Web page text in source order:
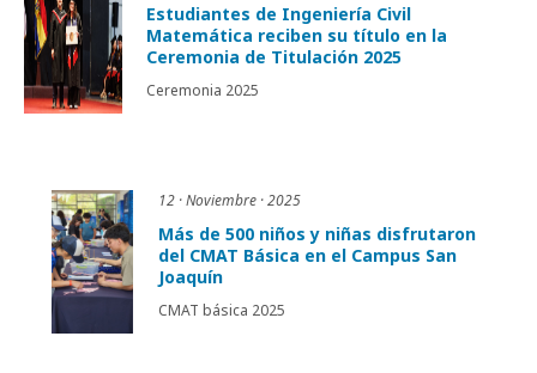
Estudiantes de Ingeniería Civil
Matemática reciben su título en la
Ceremonia de Titulación 2025
Ceremonia 2025
12 · Noviembre · 2025
Más de 500 niños y niñas disfrutaron
del CMAT Básica en el Campus San
Joaquín
CMAT básica 2025